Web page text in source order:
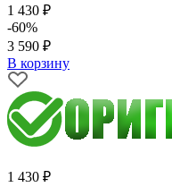
1 430 ₽
-60%
3 590 ₽
В корзину
1 430 ₽